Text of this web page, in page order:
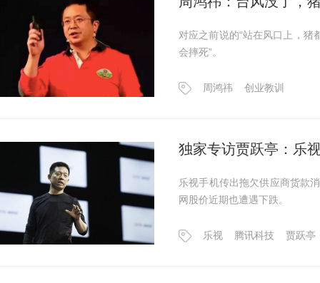
对应之前说的“站在风口上，猪
会摔死”。
周鸿祎 创业教训
独家专访贾跃亭：乐
乐视手机传出拖欠供应商货款
网股价近期也遭遇下跌。
乐视 腾讯科技 贾跃亭